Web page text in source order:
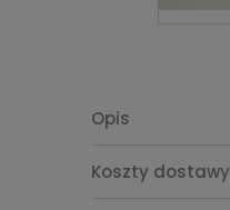
Opis
Koszty dostawy